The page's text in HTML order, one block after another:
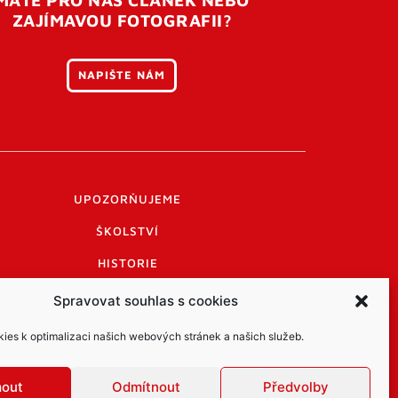
Spravovat souhlas s cookies
k optimalizaci našich webových stránek a našich služeb.
Odmítnout Předvolby
ZAJÍMAVOU FOTOGRAFII?
NAPIŠTE NÁM
UPOZORŇUJEME
ŠKOLSTVÍ
HISTORIE
PRAKTICKÉ INFORMACE